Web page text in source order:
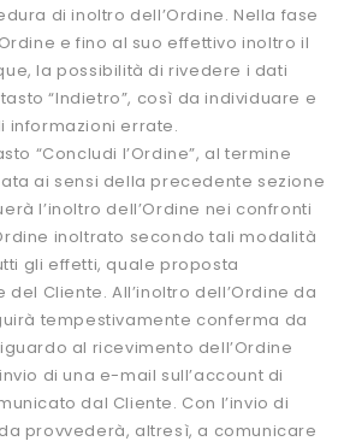
di inoltro dell’Ordine. Nella fase
e fino al suo effettivo inoltro il
la possibilità di rivedere i dati
“Indietro”, così da individuare e
informazioni errate.
“Concludi l’Ordine”, al termine
ai sensi della precedente sezione
l’inoltro dell’Ordine nei confronti
inoltrato secondo tali modalità
gli effetti, quale proposta
Cliente. All’inoltro dell’Ordine da
tempestivamente conferma da
al ricevimento dell’Ordine
di una e-mail sull’account di
dal Cliente. Con l’invio di
provvederà, altresì, a comunicare